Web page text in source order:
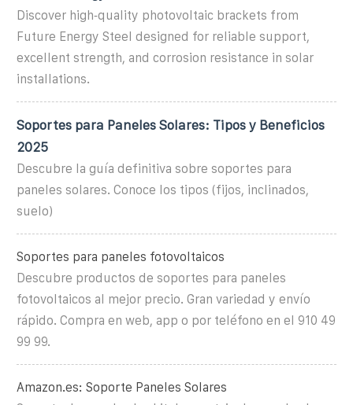
Discover high‑quality photovoltaic brackets from
Future Energy Steel designed for reliable support,
excellent strength, and corrosion resistance in solar
installations.
Soportes para Paneles Solares: Tipos y Beneficios
2025
Descubre la guía definitiva sobre soportes para
paneles solares. Conoce los tipos (fijos, inclinados,
suelo)
Soportes para paneles fotovoltaicos
Descubre productos de soportes para paneles
fotovoltaicos al mejor precio. Gran variedad y envío
rápido. Compra en web, app o por teléfono en el 910 49
99 99.
Amazon.es: Soporte Paneles Solares